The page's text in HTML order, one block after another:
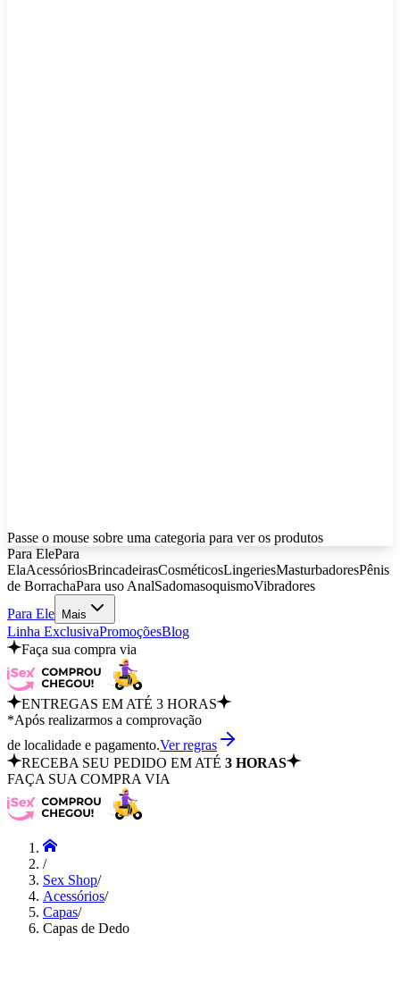
Passe o mouse sobre uma categoria para ver os produtos
Para ElePara
ElaAcessóriosBrincadeirasCosméticosLingeriesMasturbadoresPênis
de BorrachaPara uso AnalSadomasoquismoVibradores
Para Ele
Mais
Linha ExclusivaPromoçõesBlog
Faça sua compra via
ENTREGAS EM ATÉ 3 HORAS
*Após realizarmos a comprovação
de localidade e pagamento.Ver regras
RECEBA SEU PEDIDO EM ATÉ 3 HORAS
FAÇA SUA COMPRA VIA
/
Sex Shop/
Acessórios/
Capas/
Capas de Dedo